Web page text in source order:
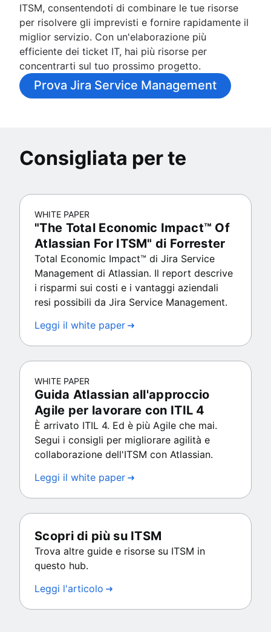
ITSM, consentendoti di combinare le tue risorse
per risolvere gli imprevisti e fornire rapidamente il
miglior servizio. Con un'elaborazione più
efficiente dei ticket IT, hai più risorse per
concentrarti sul tuo prossimo progetto.
Prova Jira Service Management
Consigliata per te
WHITE PAPER
"The Total Economic Impact™ Of
Atlassian For ITSM" di Forrester
Total Economic Impact™ di Jira Service
Management di Atlassian. Il report descrive
i risparmi sui costi e i vantaggi aziendali
resi possibili da Jira Service Management.
Leggi il white paper
WHITE PAPER
Guida Atlassian all'approccio
Agile per lavorare con ITIL 4
È arrivato ITIL 4. Ed è più Agile che mai.
Segui i consigli per migliorare agilità e
collaborazione dell'ITSM con Atlassian.
Leggi il white paper
Scopri di più su ITSM
Trova altre guide e risorse su ITSM in
questo hub.
Leggi l'articolo